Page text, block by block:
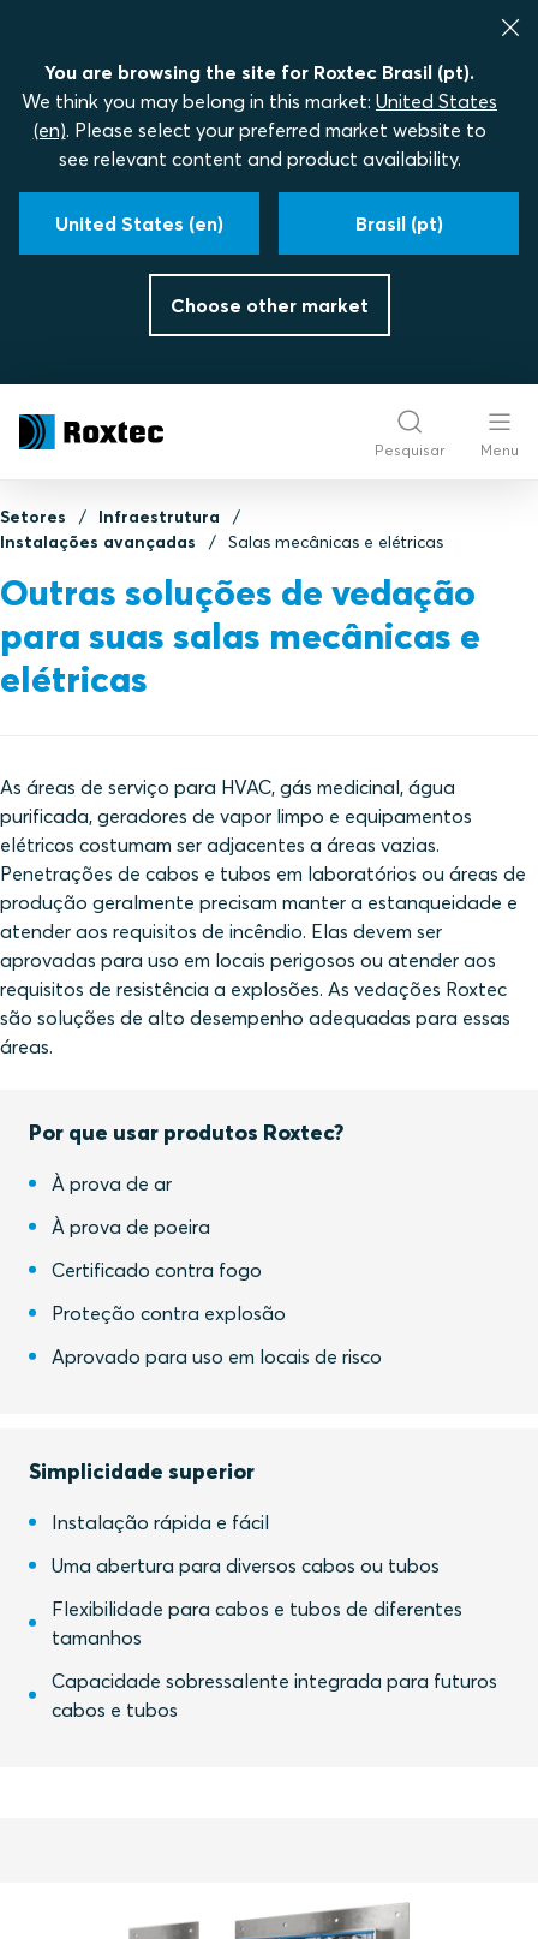
You are browsing the site for Roxtec Brasil (pt).
We think you may belong in this market: United States
(en). Please select your preferred market website to
see relevant content and product availability.
United States (en) Brasil (pt)
Choose other market
Pesquisar Menu
Setores
Infraestrutura
Instalações avançadas
Salas mecânicas e elétricas
Outras soluções de vedação
para suas salas mecânicas e
elétricas
As áreas de serviço para HVAC, gás medicinal, água
purificada, geradores de vapor limpo e equipamentos
elétricos costumam ser adjacentes a áreas vazias.
Penetrações de cabos e tubos em laboratórios ou áreas de
produção geralmente precisam manter a estanqueidade e
atender aos requisitos de incêndio. Elas devem ser
aprovadas para uso em locais perigosos ou atender aos
requisitos de resistência a explosões. As vedações Roxtec
são soluções de alto desempenho adequadas para essas
áreas.
Por que usar produtos Roxtec?
À prova de ar
À prova de poeira
Certificado contra fogo
Proteção contra explosão
Aprovado para uso em locais de risco
Simplicidade superior
Instalação rápida e fácil
Uma abertura para diversos cabos ou tubos
Flexibilidade para cabos e tubos de diferentes
tamanhos
Capacidade sobressalente integrada para futuros
cabos e tubos